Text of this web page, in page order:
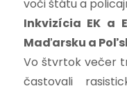
voči štátu a
Inkvizícia EK a
Maďarsku a
Vo štvrtok večer
častovali